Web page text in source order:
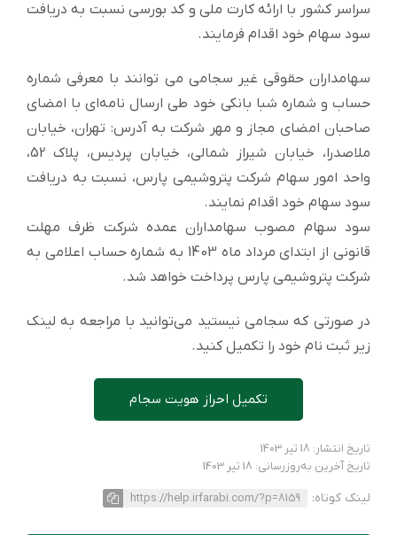
سراسر کشور با ارائه کارت ملی و کد بورسی نسبت به دریافت
سود سهام خود اقدام فرمایند.
سهامداران حقوقی غیر سجامی می توانند با معرفی شماره
حساب و شماره شبا بانکی خود طی ارسال نامه‌ای با امضای
صاحبان امضای مجاز و مهر شرکت به آدرس: تهران، خیابان
ملاصدرا، خیابان شیراز شمالی، خیابان پردیس، پلاک 52،
واحد امور سهام شرکت پتروشیمی پارس، نسبت به دریافت
سود سهام خود اقدام نمایند.
سود سهام مصوب سهامداران عمده شرکت ظرف مهلت
قانونی از ابتدای مرداد ماه 1403 به شماره حساب اعلامی به
شرکت پتروشیمی پارس پرداخت خواهد شد.
در صورتی که سجامی نیستید می‌توانید با مراجعه به لینک
زیر ثبت نام خود را تکمیل کنید.
تکمیل احراز هویت سجام
تاریخ انتشار: 18 تیر 1403
تاریخ آخرین به‌روزرسانی: 18 تیر 1403
لینک کوتاه: https://help.irfarabi.com/?p=8159